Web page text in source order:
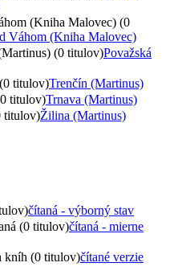
(Kniha Malovec) (0
Váhom (Kniha Malovec)
(0 titulov)Považská
titulov)Trenčín (Martinus)
titulov)Trnava (Martinus)
titulov)Žilina (Martinus)
čítaná - výborný stav
(0 titulov)čítaná - mierne
kníh (0 titulov)čítané verzie